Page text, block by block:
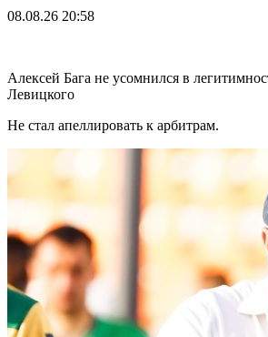
08.08.26 20:58
Алексей Бага не усомнился в
Левицкого
Не стал апеллировать к арбитрам.